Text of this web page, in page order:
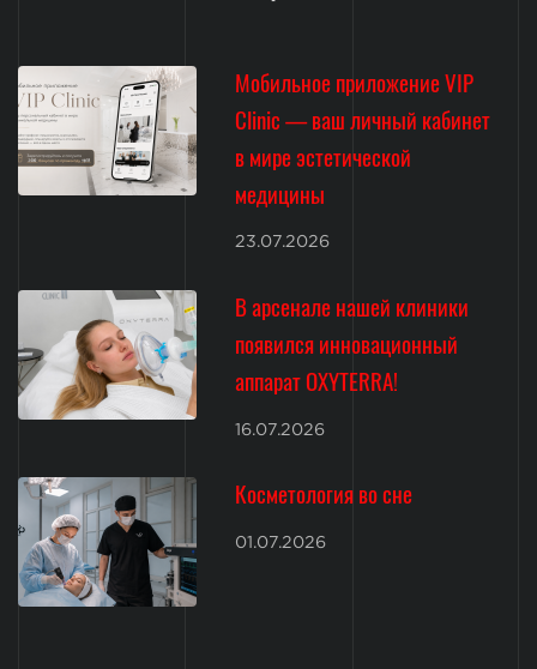
Мобильное приложение VIP
Clinic — ваш личный кабинет
в мире эстетической
медицины
23.07.2026
В арсенале нашей клиники
появился инновационный
аппарат OXYTERRA!
16.07.2026
Косметология во сне
01.07.2026